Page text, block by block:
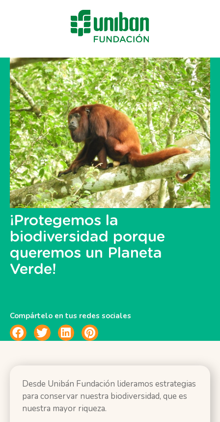
¡Protegemos la
biodiversidad porque
queremos un Planeta
Verde!
Compártelo en tus redes sociales
Desde Unibán Fundación lideramos estrategias
para conservar nuestra biodiversidad, que es
nuestra mayor riqueza.